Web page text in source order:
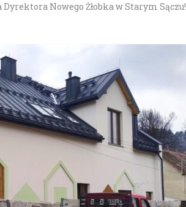
Nowego Żłobka w Starym Sączu!